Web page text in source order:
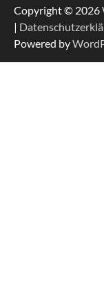
Copyright © 2026
|
Powered by